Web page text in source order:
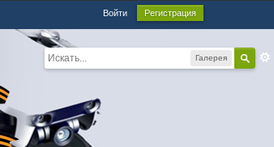
Войти Регистрация
Галерея